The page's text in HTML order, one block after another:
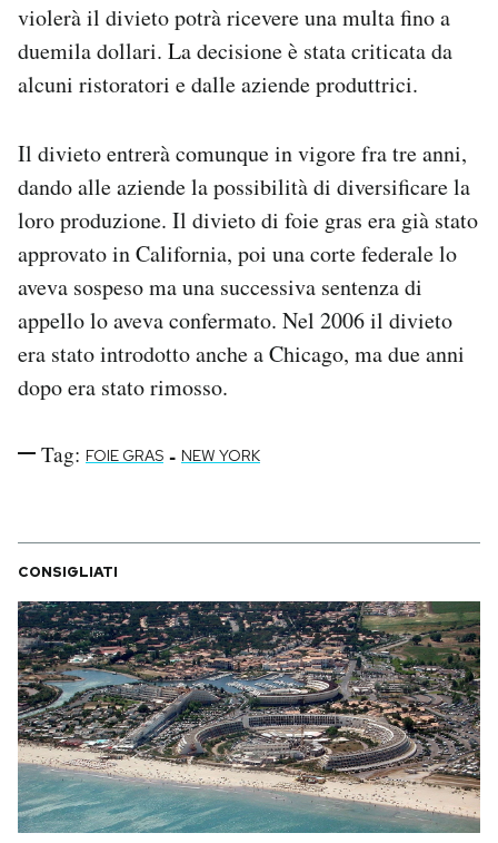
Area Personale
Newsletter
Notifiche mobile
Hai bisogno di aiuto?
Esci
violerà il divieto potrà ricevere una multa fino a
duemila dollari. La decisione è stata criticata da
alcuni ristoratori e dalle aziende produttrici.
Il divieto entrerà comunque in vigore fra tre anni,
dando alle aziende la possibilità di diversificare la
loro produzione. Il divieto di foie gras era già stato
approvato in California, poi una corte federale lo
aveva sospeso ma una successiva sentenza di
appello lo aveva confermato. Nel 2006 il divieto
era stato introdotto anche a Chicago, ma due anni
dopo era stato rimosso.
Tag: FOIE GRAS - NEW YORK
CONSIGLIATI